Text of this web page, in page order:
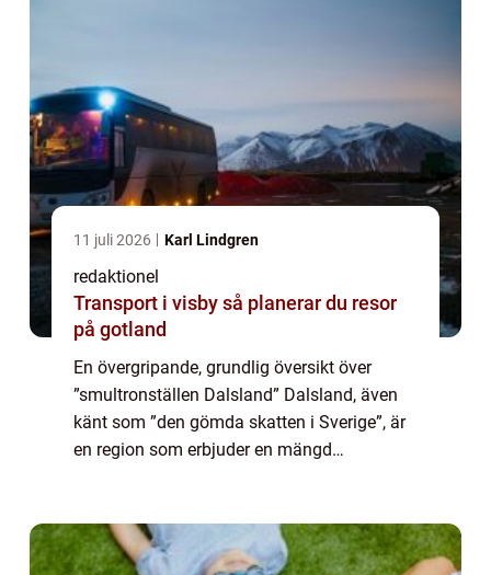
11 juli 2026 Karl Lindgren
redaktionel
Transport i visby så planerar du resor
på gotland
En övergripande, grundlig översikt över
”smultronställen Dalsland” Dalsland, även
känt som ”den gömda skatten i Sverige”, är
en region som erbjuder en mängd